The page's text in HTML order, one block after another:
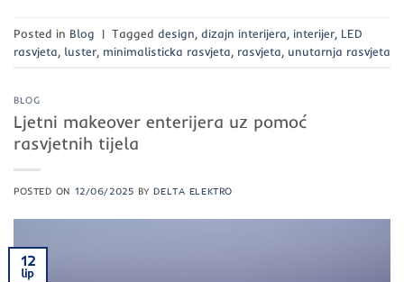
Posted in Blog | Tagged design, dizajn interijera, interijer, LED
rasvjeta, luster, minimalisticka rasvjeta, rasvjeta, unutarnja rasvjeta
BLOG
Ljetni makeover enterijera uz pomoć
rasvjetnih tijela
POSTED ON 12/06/2025 BYDELTA ELEKTRO
12
lip